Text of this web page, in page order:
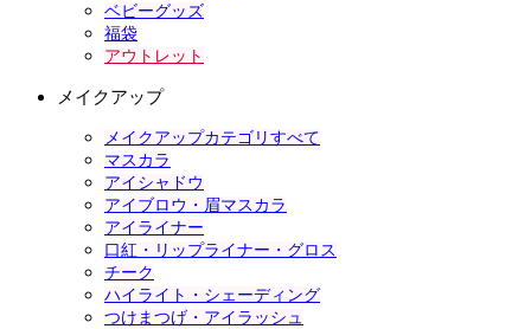
ベビーグッズ
福袋
アウトレット
メイクアップ
メイクアップカテゴリすべて
マスカラ
アイシャドウ
アイブロウ・眉マスカラ
アイライナー
口紅・リップライナー・グロス
チーク
ハイライト・シェーディング
つけまつげ・アイラッシュ